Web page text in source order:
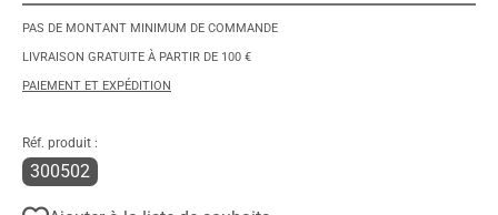
PAS DE MONTANT MINIMUM DE COMMANDE
LIVRAISON GRATUITE À PARTIR DE 100 €
PAIEMENT ET EXPÉDITION
Réf. produit :
300502